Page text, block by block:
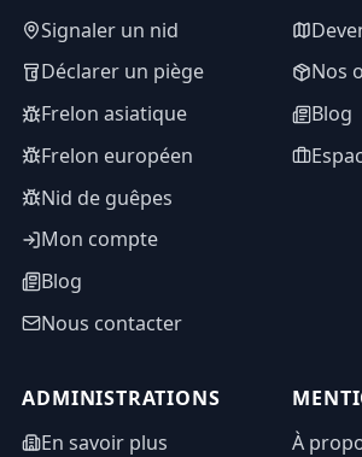
Signaler un nid
Déclarer un piège
Frelon asiatique
Frelon européen
Nid de guêpes
Mon compte
Blog
Nous contacter
Nos
Blog
ADMINISTRATIONS
En savoir plus
À